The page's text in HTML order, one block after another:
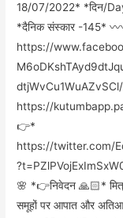
18/07/2022* *दिन/
*दैनिक संस्कार -145*
https://
https://
👉*
https://twitter.com/
🌸 *👉निवेदन 🙏🏻*
समूहों पर आपात और